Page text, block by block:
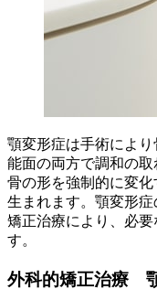
顎変形症は手術によ
能面の両方で調和の
骨の形を強制的に変
生まれます。顎変形症
矯正治療により、必
す。
外科的矯正治療